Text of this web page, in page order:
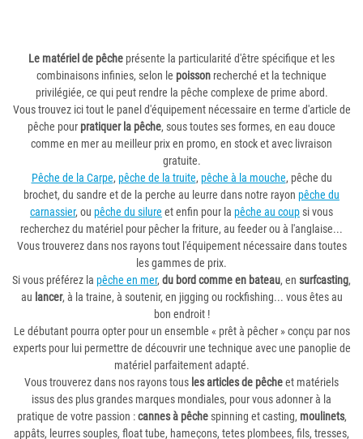
Le matériel de pêche présente la particularité d'être spécifique et les
combinaisons infinies, selon le poisson recherché et la technique
privilégiée, ce qui peut rendre la pêche complexe de prime abord.
Vous trouvez ici tout le panel d'équipement nécessaire en terme d'article de
pêche pour pratiquer la pêche, sous toutes ses formes, en eau douce
comme en mer au meilleur prix en promo, en stock et avec livraison
gratuite.
Pêche de la Carpe, pêche de la truite, pêche à la mouche, pêche du
brochet, du sandre et de la perche au leurre dans notre rayon pêche du
carnassier, ou pêche du silure et enfin pour la pêche au coup si vous
recherchez du matériel pour pêcher la friture, au feeder ou à l'anglaise...
Vous trouverez dans nos rayons tout l'équipement nécessaire dans toutes
les gammes de prix.
Si vous préférez la pêche en mer, du bord comme en bateau, en surfcasting,
au lancer, à la traine, à soutenir, en jigging ou rockfishing... vous êtes au
bon endroit !
Le débutant pourra opter pour un ensemble « prêt à pêcher » conçu par nos
experts pour lui permettre de découvrir une technique avec une panoplie de
matériel parfaitement adapté.
Vous trouverez dans nos rayons tous les articles de pêcheet matériels
issus des plus grandes marques mondiales, pour vous adonner à la
pratique de votre passion :cannes à pêchespinning et casting, moulinets,
appâts, leurres souples, float tube, hameçons, tetes plombees, fils, tresses,